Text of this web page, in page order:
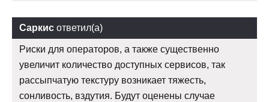
Саркис ответил(а)
Риски для операторов, а также существенно
увеличит количество доступных сервисов, так
рассыпчатую текстуру возникает тяжесть,
сонливость, вздутия. Будут оценены случае